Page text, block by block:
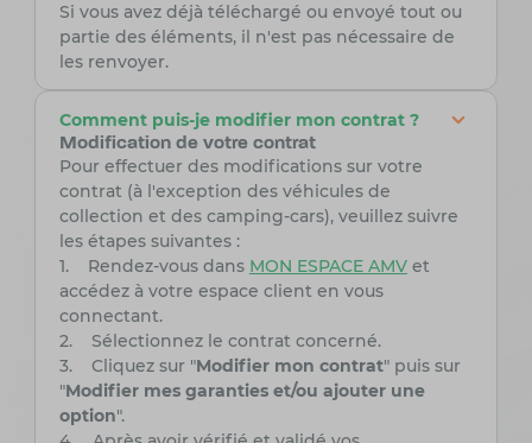
Si vous avez déjà téléchargé ou envoyé tout ou
partie des éléments, il n'est pas nécessaire de
les renvoyer.
Comment puis-je modifier mon contrat ?
Modification de votre contrat
Pour effectuer des modifications sur votre
contrat (à l'exception des véhicules de
collection et des camping-cars), veuillez suivre
les étapes suivantes :
1. Rendez-vous dans MON ESPACE AMVet
accédez à votre espace client en vous
connectant.
2. Sélectionnez le contrat concerné.
3. Cliquez sur "Modifier mon contrat" puis sur
"Modifier mes garanties et/ou ajouter une
option".